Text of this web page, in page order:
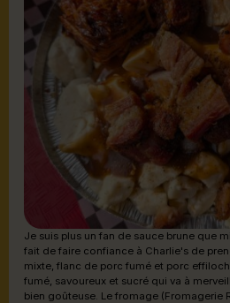
Je suis plus un fan de sauce brune que
fait de faire confiance à Charlie's de
mixte, flanc de porc fumé et porc
fumé, savoureux et sucré qui va à
bien goûteuse. Le fromage (Fromagerie